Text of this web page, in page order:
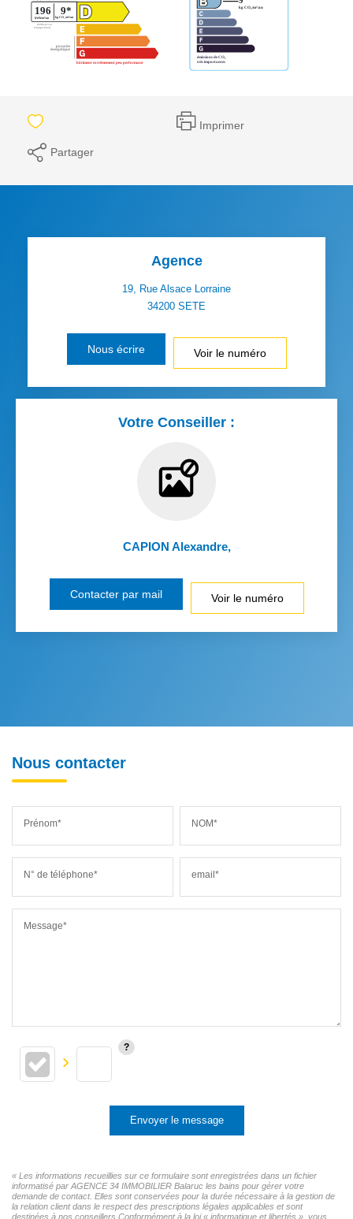
Imprimer
Partager
Agence
19, Rue Alsace Lorraine
34200 SETE
Nous écrire Voir le numéro
Votre Conseiller :
CAPION Alexandre,
Contacter par mail Voir le numéro
Nous contacter
Prénom* NOM*
N° de téléphone* email*
Message*
Envoyer le message
« Les informations recueillies sur ce formulaire sont enregistrées dans un fichier
informatisé par AGENCE 34 IMMOBILIER Balaruc les bains pour gérer votre
demande de contact. Elles sont conservées pour la durée nécessaire à la gestion de
la relation client dans le respect des prescriptions légales applicables et sont
destinées à nos conseillers Conformément à la loi « informatique et libertés », vous